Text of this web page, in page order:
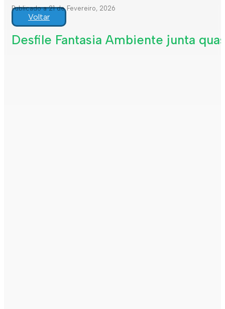
Publicado a 21 de Fevereiro, 2026
Voltar
Desfile Fantasia Ambiente junta